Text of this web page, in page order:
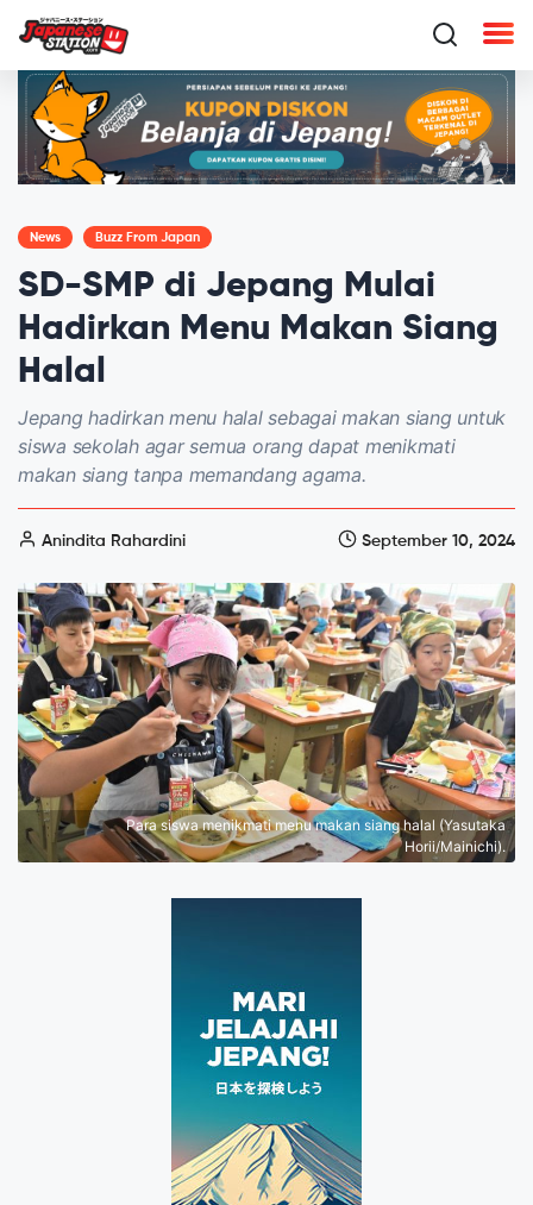
News Buzz From Japan
SD-SMP di Jepang Mulai
Hadirkan Menu Makan Siang
Halal
Jepang hadirkan menu halal sebagai makan siang untuk
siswa sekolah agar semua orang dapat menikmati
makan siang tanpa memandang agama.
Anindita Rahardini September 10, 2024
Para siswa menikmati menu makan siang halal (Yasutaka
Horii/Mainichi).